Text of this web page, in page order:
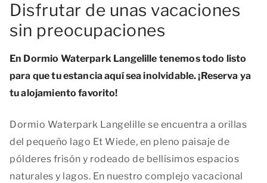
Disfrutar de unas vacaciones
sin preocupaciones
En Dormio Waterpark Langelille tenemos todo listo
para que tu estancia aquí sea inolvidable. ¡Reserva ya
tu alojamiento favorito!
Dormio Waterpark Langelille se encuentra a orillas
del pequeño lago Et Wiede, en pleno paisaje de
pólderes frisón y rodeado de bellísimos espacios
naturales y lagos. En nuestro complejo vacacional